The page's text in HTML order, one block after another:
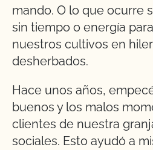
mando. O lo que ocurre
sin tiempo o energía
nuestros cultivos en
desherbados.
Hace unos años,
buenos y los malos
clientes de nuestra
sociales. Esto ayudó a